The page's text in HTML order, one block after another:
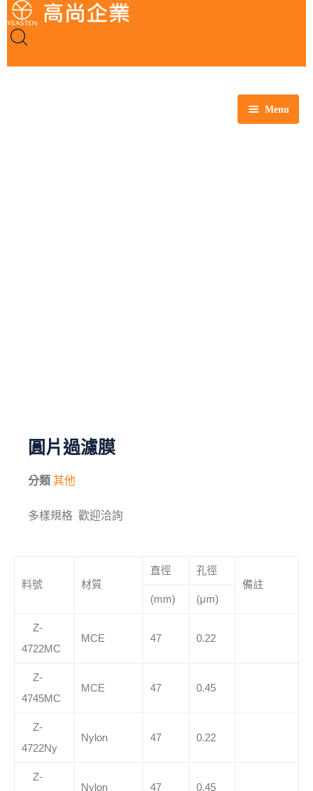
Menu
圓片過濾膜
分類 其他
多樣規格 歡迎洽詢
料號 材質
直徑
孔徑
備註
(mm)
(μm)
Z-
4722MC
MCE 47 0.22
Z-
4745MC
MCE 47 0.45
Z-
4722Ny
Nylon 47 0.22
Z-
Nylon 47 0.45